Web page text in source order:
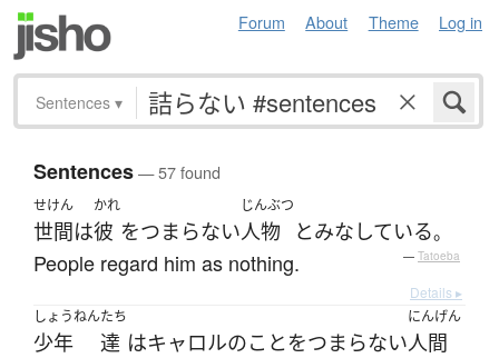
Forum About Theme Log in
Sentences ▾
Sentences— 57 found
せけん
世間は
かれ
彼 をつまらない
じんぶつ
人物 とみなしている。
People regard him as nothing. — Tatoeba
Details ▸
しょうねん
少年
たち
達 はキャロルのことをつまらない
にんげん
人間